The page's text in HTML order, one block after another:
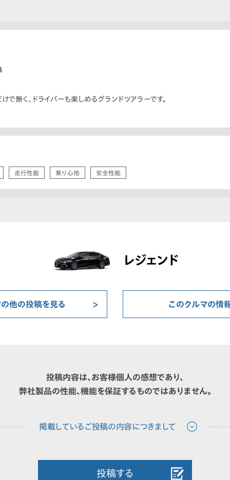
無く、ドライバーも楽しめるグランドツアラーです。
走行性能 乗り心地 安全性能
レジェンド
他の投稿を見る このクルマの情
投稿内容は、お客様個人の感想であり、
弊社製品の性能、機能を保証するものではありません。
投稿する